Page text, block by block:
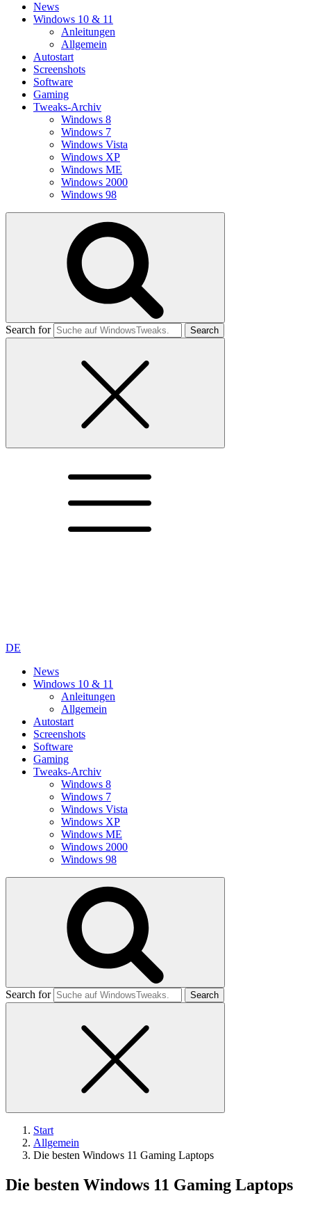
News
Windows 10 & 11
Anleitungen
Allgemein
Autostart
Screenshots
Software
Gaming
Tweaks-Archiv
Windows 8
Windows 7
Windows Vista
Windows XP
Windows ME
Windows 2000
Windows 98
Search for
DE
News
Windows 10 & 11
Anleitungen
Allgemein
Autostart
Screenshots
Software
Gaming
Tweaks-Archiv
Windows 8
Windows 7
Windows Vista
Windows XP
Windows ME
Windows 2000
Windows 98
Search for
Start
Allgemein
Die besten Windows 11 Gaming Laptops
Die besten Windows 11 Gaming Laptops